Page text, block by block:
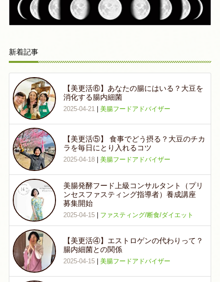
新着記事
【美更活⑥】あなたの腸にはいる？大豆を
消化する腸内細菌
2025-04-21 | 美腸フードアドバイザー
【美更活⑤】 食事でどう摂る？大豆のチカ
ラを毎日にとり入れるコツ
2025-04-18| 美腸フードアドバイザー
美腸発酵フード上級コンサルタント（プリ
ンセスファスティング指導者）養成講座
募集開始
2025-04-15| ファスティング/断食/ダイエット
【美更活④】エストロゲンの代わりって？
腸内細菌との関係
2025-04-15| 美腸フードアドバイザー